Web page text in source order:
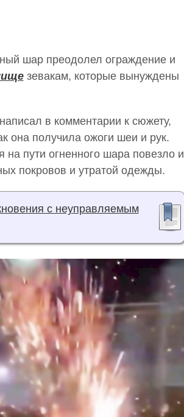
шар преодолел ограждение и
зевакам, которые вынуждены
в комментарии к сюжету,
она получила ожоги шеи и рук.
пути огненного шара повезло и
покровов и утратой одежды.
с неуправляемым